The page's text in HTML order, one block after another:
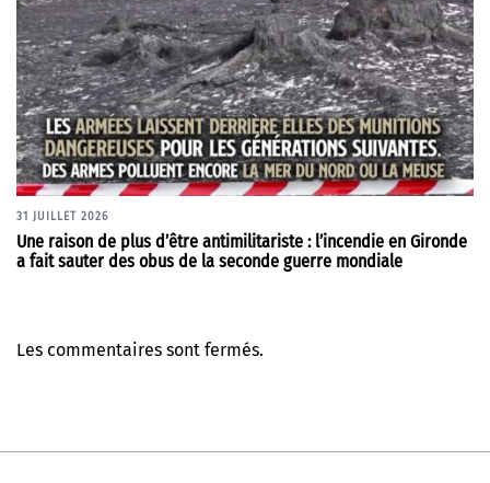
31 JUILLET 2026
Une raison de plus d’être antimilitariste : l’incendie en Gironde
a fait sauter des obus de la seconde guerre mondiale
Les commentaires sont fermés.